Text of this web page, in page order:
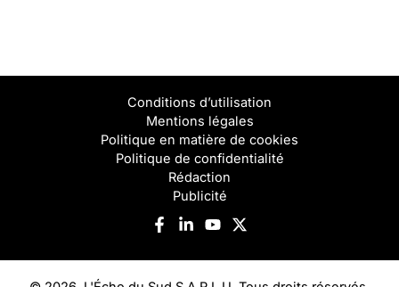
Conditions d’utilisation
Mentions légales
Politique en matière de cookies
Politique de confidentialité
Rédaction
Publicité